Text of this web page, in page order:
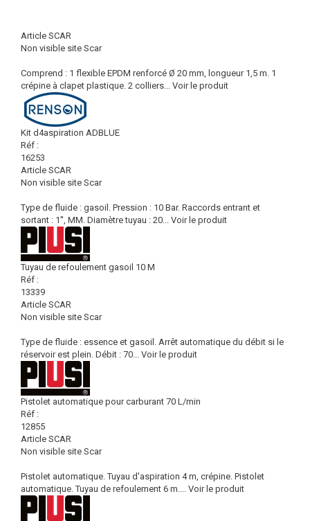
Article SCAR
Non visible site Scar
Comprend : 1 flexible EPDM renforcé Ø 20 mm, longueur 1,5 m. 1
crépine à clapet plastique. 2 colliers... Voir le produit
Kit d4aspiration ADBLUE
Réf :
16253
Article SCAR
Non visible site Scar
Type de fluide : gasoil. Pression : 10 Bar. Raccords entrant et
sortant : 1'', MM. Diamètre tuyau : 20... Voir le produit
Tuyau de refoulement gasoil 10 M
Réf :
13339
Article SCAR
Non visible site Scar
Type de fluide : essence et gasoil. Arrêt automatique du débit si le
réservoir est plein. Débit : 70... Voir le produit
Pistolet automatique pour carburant 70 L/min
Réf :
12855
Article SCAR
Non visible site Scar
Pistolet automatique. Tuyau d'aspiration 4 m, crépine. Pistolet
automatique. Tuyau de refoulement 6 m.... Voir le produit